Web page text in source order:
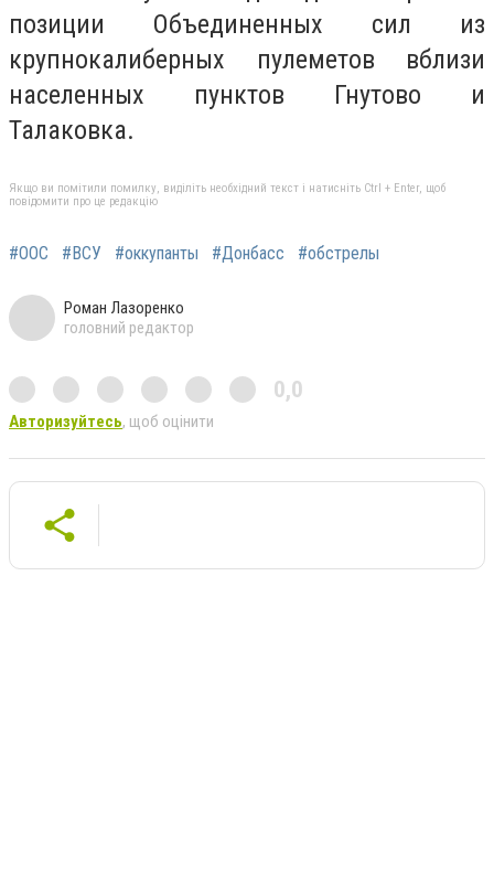
позиции Объединенных сил из
крупнокалиберных пулеметов вблизи
населенных пунктов Гнутово и
Талаковка.
Якщо ви помітили помилку, виділіть необхідний текст і натисніть Ctrl + Enter, щоб
повідомити про це редакцію
#ООС #ВСУ #оккупанты #Донбасс #обстрелы
Роман Лазоренко
головний редактор
0,0
Авторизуйтесь, щоб оцінити